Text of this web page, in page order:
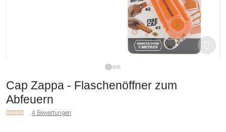
Cap Zappa - Flaschenöffner zum
Abfeuern
4 Bewertungen